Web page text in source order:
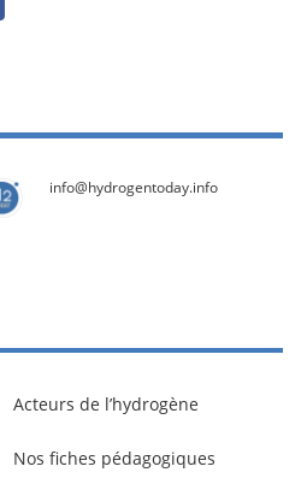
info@hydrogentoday.info
Acteurs de l’hydrogène
Nos fiches pédagogiques